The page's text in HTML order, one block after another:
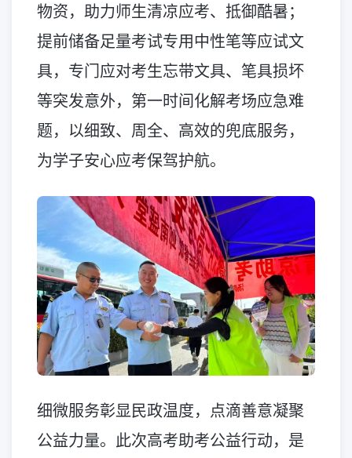
物资，助力师生清凉应考、抵御酷暑；
提前储备足量考试专用中性笔等应试文
具，专门应对考生忘带文具、笔具损坏
等突发意外，第一时间化解考场应急难
题，以细致、周全、高效的兜底服务，
为学子安心应考保驾护航。
细微服务彰显民政温度，点滴善意凝聚
公益力量。此次高考助考公益行动，是